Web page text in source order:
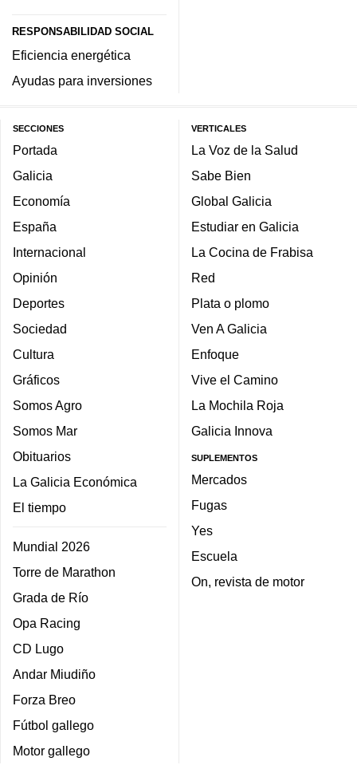
RESPONSABILIDAD SOCIAL
Eficiencia energética
Ayudas para inversiones
SECCIONES
Portada
Galicia
Economía
España
Internacional
Opinión
Deportes
Sociedad
Cultura
Gráficos
Somos Agro
Somos Mar
Obituarios
La Galicia Económica
El tiempo
Mundial 2026
Torre de Marathon
Grada de Río
Opa Racing
CD Lugo
Andar Miudiño
Forza Breo
Fútbol gallego
Motor gallego
VERTICALES
La Voz de la Salud
Sabe Bien
Global Galicia
Estudiar en Galicia
La Cocina de Frabisa
Red
Plata o plomo
Ven A Galicia
Enfoque
Vive el Camino
La Mochila Roja
Galicia Innova
SUPLEMENTOS
Mercados
Fugas
Yes
Escuela
On, revista de motor